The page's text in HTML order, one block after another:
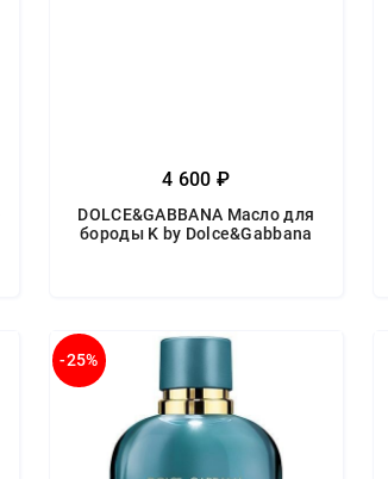
4 600 ₽
DOLCE&GABBANA Масло для
бороды K by Dolce&Gabbana
-25%